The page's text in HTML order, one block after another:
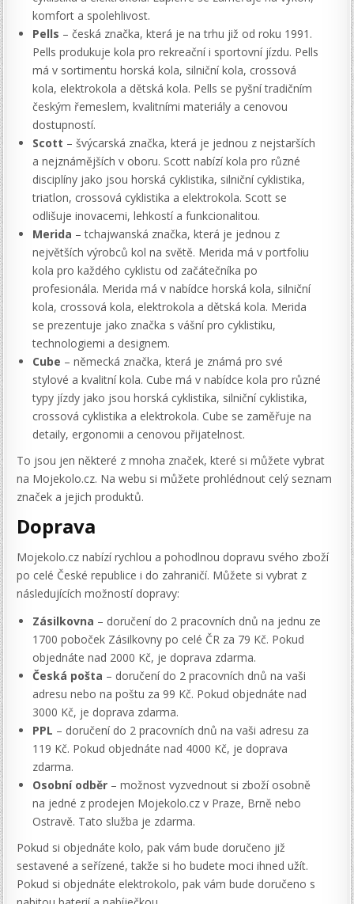
komfort a spolehlivost.
Pells – česká značka, která je na trhu již od roku 1991.
Pells produkuje kola pro rekreační i sportovní jízdu. Pells
má v sortimentu horská kola, silniční kola, crossová
kola, elektrokola a dětská kola. Pells se pyšní tradičním
českým řemeslem, kvalitními materiály a cenovou
dostupností.
Scott – švýcarská značka, která je jednou z nejstarších
a nejznámějších v oboru. Scott nabízí kola pro různé
disciplíny jako jsou horská cyklistika, silniční cyklistika,
triatlon, crossová cyklistika a elektrokola. Scott se
odlišuje inovacemi, lehkostí a funkcionalitou.
Merida – tchajwanská značka, která je jednou z
největších výrobců kol na světě. Merida má v portfoliu
kola pro každého cyklistu od začátečníka po
profesionála. Merida má v nabídce horská kola, silniční
kola, crossová kola, elektrokola a dětská kola. Merida
se prezentuje jako značka s vášní pro cyklistiku,
technologiemi a designem.
Cube – německá značka, která je známá pro své
stylové a kvalitní kola. Cube má v nabídce kola pro různé
typy jízdy jako jsou horská cyklistika, silniční cyklistika,
crossová cyklistika a elektrokola. Cube se zaměřuje na
detaily, ergonomii a cenovou přijatelnost.
To jsou jen některé z mnoha značek, které si můžete vybrat
na Mojekolo.cz. Na webu si můžete prohlédnout celý seznam
značek a jejich produktů.
Doprava
Mojekolo.cz nabízí rychlou a pohodlnou dopravu svého zboží
po celé České republice i do zahraničí. Můžete si vybrat z
následujících možností dopravy:
Zásilkovna – doručení do 2 pracovních dnů na jednu ze
1700 poboček Zásilkovny po celé ČR za 79 Kč. Pokud
objednáte nad 2000 Kč, je doprava zdarma.
Česká pošta – doručení do 2 pracovních dnů na vaši
adresu nebo na poštu za 99 Kč. Pokud objednáte nad
3000 Kč, je doprava zdarma.
PPL – doručení do 2 pracovních dnů na vaši adresu za
119 Kč. Pokud objednáte nad 4000 Kč, je doprava
zdarma.
Osobní odběr – možnost vyzvednout si zboží osobně
na jedné z prodejen Mojekolo.cz v Praze, Brně nebo
Ostravě. Tato služba je zdarma.
Pokud si objednáte kolo, pak vám bude doručeno již
sestavené a seřízené, takže si ho budete moci ihned užít.
Pokud si objednáte elektrokolo, pak vám bude doručeno s